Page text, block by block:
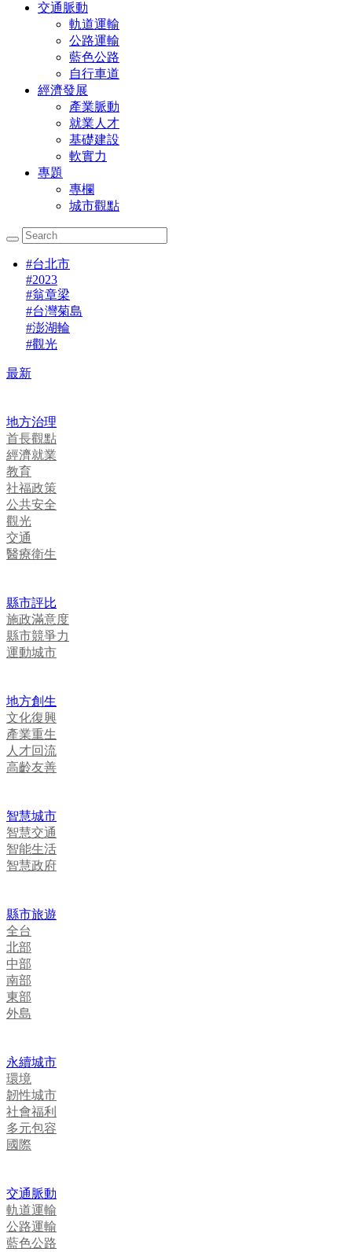
交通脈動
軌道運輸
公路運輸
藍色公路
自行車道
經濟發展
產業脈動
就業人才
基礎建設
軟實力
專題
專欄
城市觀點
#台北市
#2023
#翁章梁
#台灣菊島
#澎湖輪
#觀光
最新
地方治理
首長觀點
經濟就業
教育
社福政策
公共安全
觀光
交通
醫療衛生
縣市評比
施政滿意度
縣市競爭力
運動城市
地方創生
文化復興
產業重生
人才回流
高齡友善
智慧城市
智慧交通
智能生活
智慧政府
縣市旅遊
全台
北部
中部
南部
東部
外島
永續城市
環境
韌性城市
社會福利
多元包容
國際
交通脈動
軌道運輸
公路運輸
藍色公路